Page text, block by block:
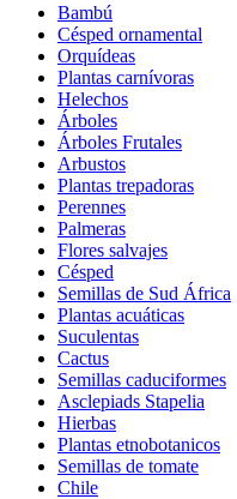
Bambú
Césped ornamental
Orquídeas
Plantas carnívoras
Helechos
Árboles
Árboles Frutales
Arbustos
Plantas trepadoras
Perennes
Palmeras
Flores salvajes
Césped
Semillas de Sud África
Plantas acuáticas
Suculentas
Cactus
Semillas caduciformes
Asclepiads Stapelia
Hierbas
Plantas etnobotanicos
Semillas de tomate
Chile